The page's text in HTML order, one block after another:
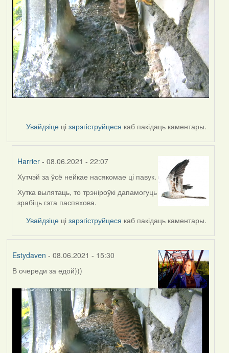
Увайдзіце цізарэгіструйцеся каб пакідаць каментары.
Harrier - 08.06.2021 - 22:07
In
reply
to
Lighty
Хутчэй за ўсё нейкае насякомае ці павук.
Хутка вылятаць, то трэніроўкі дапамогуць
зрабіць гэта паспяхова.
Увайдзіце цізарэгіструйцеся каб пакідаць каментары.
Estydaven - 08.06.2021 - 15:30
В очереди за едой)))